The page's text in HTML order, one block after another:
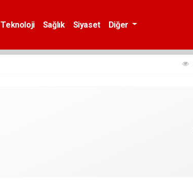
Teknoloji Sağlık Siyaset Diğer